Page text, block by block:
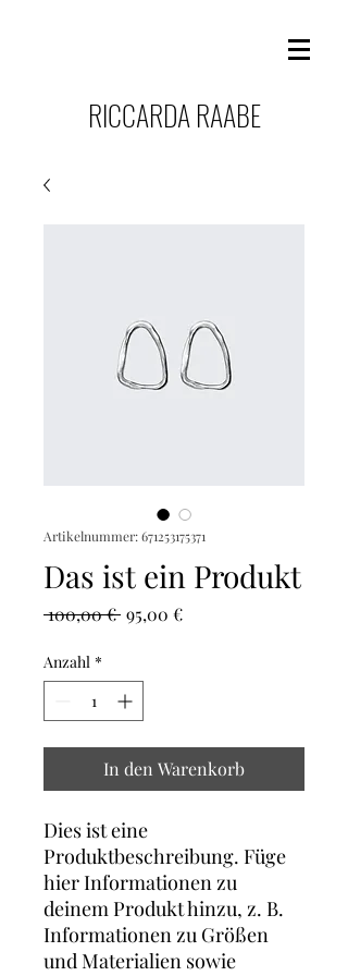
RICCARDA RAABE
Artikelnummer: 671253175371
Das ist ein Produkt
100,00 € Standardpreis
95,00 €Sale-
Anzahl *
In den Warenkorb
Dies ist eine
Produktbeschreibung. Füge
hier Informationen zu
deinem Produkt hinzu, z. B.
Informationen zu Größen
und Materialien sowie